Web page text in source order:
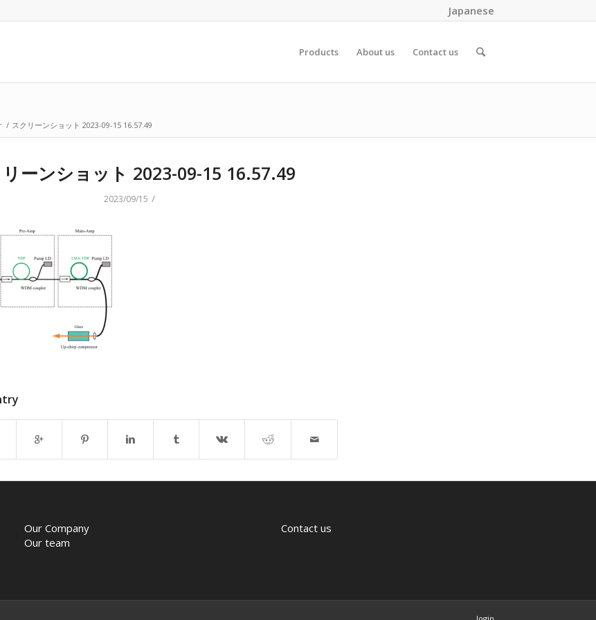
Japanese
Products About us Contact us
/ スクリーンショット 2023-09-15 16.57.49
ーンショット 2023-09-15 16.57.49
2023/09/15 /
Our Company
Our team
Contact us